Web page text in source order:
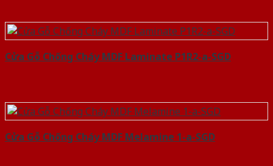
Cửa Gỗ Chống Cháy MDF Laminate P1R2-a-SGD
Cửa Gỗ Chống Cháy MDF Melamine 1-a-SGD